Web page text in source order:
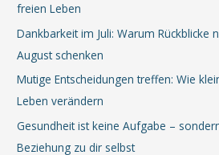
freien Leben
Dankbarkeit im Juli: Warum Rückblicke
August schenken
Mutige Entscheidungen treffen: Wie
Leben verändern
Gesundheit ist keine Aufgabe –
Beziehung zu dir selbst